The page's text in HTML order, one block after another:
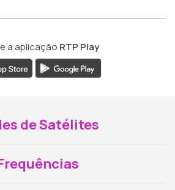
a aplicação RTP Play
de Satélites